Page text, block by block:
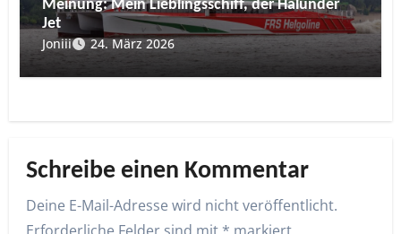
Meinung: Mein Lieblingsschiff, der Halunder
Jet
Joniii
24. März 2026
Schreibe einen Kommentar
Deine E-Mail-Adresse wird nicht veröffentlicht.